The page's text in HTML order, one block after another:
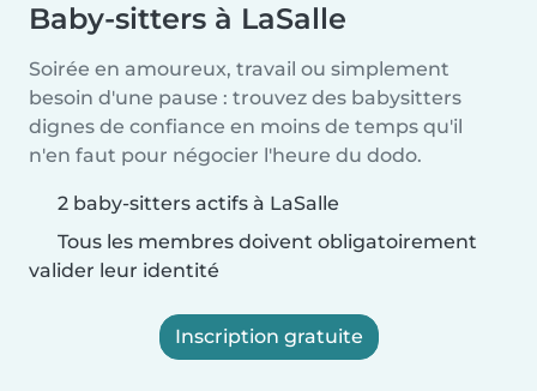
Baby-sitters à LaSalle
Soirée en amoureux, travail ou simplement
besoin d'une pause : trouvez des babysitters
dignes de confiance en moins de temps qu'il
n'en faut pour négocier l'heure du dodo.
2 baby-sitters actifs à LaSalle
Tous les membres doivent obligatoirement
valider leur identité
Inscription gratuite